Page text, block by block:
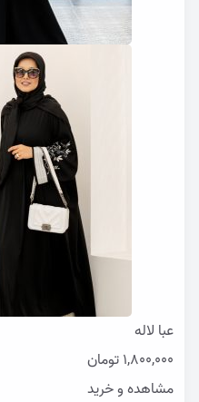
عبا لاله
1,800,000تومان
مشاهده و خرید